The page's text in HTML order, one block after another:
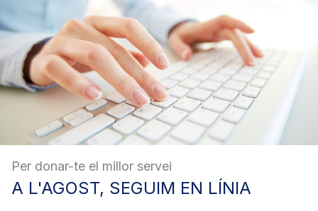
Per donar-te el millor servei
A L'AGOST, SEGUIM EN LÍNIA